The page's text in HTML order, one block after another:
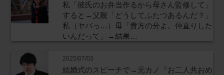
私「彼氏のお弁当作るから母さん監修して」
すると→父親「どうしてふたつあるんだ？」
私（ヤバっ…）母「貴方の分よ。仲直りした
いんだって」→結果…
2025/07/03
結婚式のスピーチで→元カノ『お二人共おめ